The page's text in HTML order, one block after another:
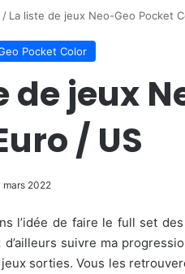
/ La liste de jeux Neo-Geo Pocket
Pocket Color
de jeux
/ US
mars 2022
l’idée de faire le full set
suivre ma
sorties. Vous les